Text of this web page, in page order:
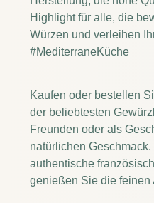
Highlight für alle, die
Würzen und verleihen
#MediterraneKüche
Kaufen oder bestellen
der beliebtesten
Freunden oder als
natürlichen
authentische
genießen Sie die feinen